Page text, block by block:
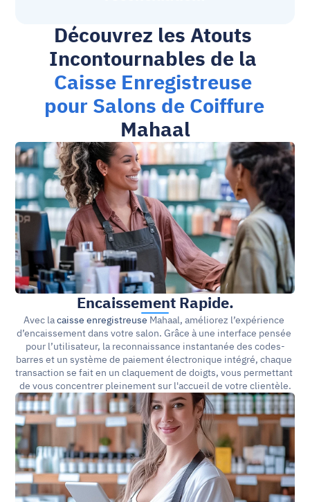
Découvrez les Atouts
Caisse Enregistreuse
pour Salons de Coiffure
Mahaal
Encaissement Rapide.
Avec la caisse enregistreuse Mahaal, améliorez l’expérience
d’encaissement dans votre salon. Grâce à une interface pensée
pour l’utilisateur, la reconnaissance instantanée des codes-
barres et un système de paiement électronique intégré, chaque
transaction se fait en un claquement de doigts, vous permettant
de vous concentrer pleinement sur l'accueil de votre clientèle.